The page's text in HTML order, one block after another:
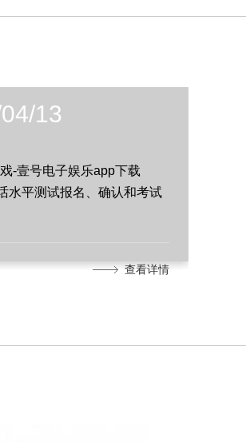
13
-壹号电子娱乐app下载
水平测试报名、确认和考试
查看详情